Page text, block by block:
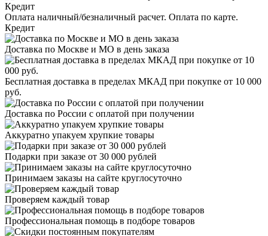
Оплата наличный/безналичный расчет. Оплата по карте.
Кредит
Доставка по Москве и МО в день заказа
Бесплатная доставка в пределах МКАД при покупке от 10 000
руб.
Доставка по России с оплатой при получении
Аккуратно упакуем хрупкие товары
Подарки при заказе от 30 000 рублей
Принимаем заказы на сайте круглосуточно
Проверяем каждый товар
Профессиональная помощь в подборе товаров